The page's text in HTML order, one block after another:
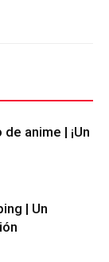
anime | ¡Un
| Un